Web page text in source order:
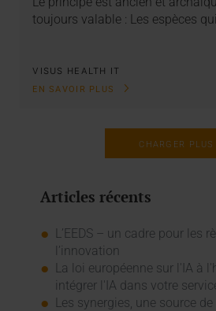
toujours valable : Les espèces
VISUS HEALTH IT
EN SAVOIR PLUS
CHARGER PLUS
Articles récents
L’EEDS – un cadre pour les
l’innovation
La loi européenne sur l'IA à
intégrer l'IA dans votre
Les synergies, une source